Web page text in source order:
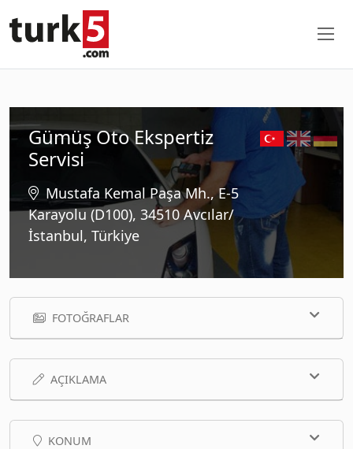
Gümüş Oto Ekspertiz
Servisi
Mustafa Kemal Paşa Mh., E-5
Karayolu (D100), 34510 Avcılar/
İstanbul, Türkiye
FOTOĞRAFLAR
AÇIKLAMA
KONUM